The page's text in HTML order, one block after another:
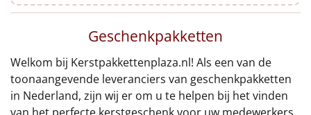
€75 tot €100
€100 en hoger
Geschenkpakketten
Welkom bij Kerstpakkettenplaza.nl! Als een van de
toonaangevende leveranciers van geschenkpakketten
in Nederland, zijn wij er om u te helpen bij het vinden